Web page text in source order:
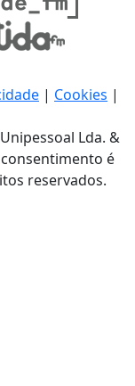
| Cookies |
Lda. &
é
reservados.